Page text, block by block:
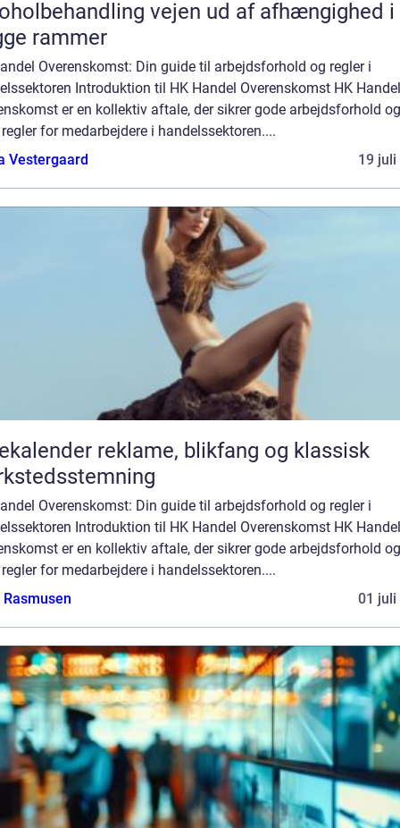
vejen ud af afhængighed i
rammer
Overenskomst: Din guide til arbejdsforhold og regler i
Introduktion til HK Handel Overenskomst HK Handel
er en kollektiv aftale, der sikrer gode arbejdsforhold og
for medarbejdere i handelssektoren....
Vestergaard
19 juli
reklame, blikfang og klassisk
Overenskomst: Din guide til arbejdsforhold og regler i
Introduktion til HK Handel Overenskomst HK Handel
er en kollektiv aftale, der sikrer gode arbejdsforhold og
for medarbejdere i handelssektoren....
01 juli